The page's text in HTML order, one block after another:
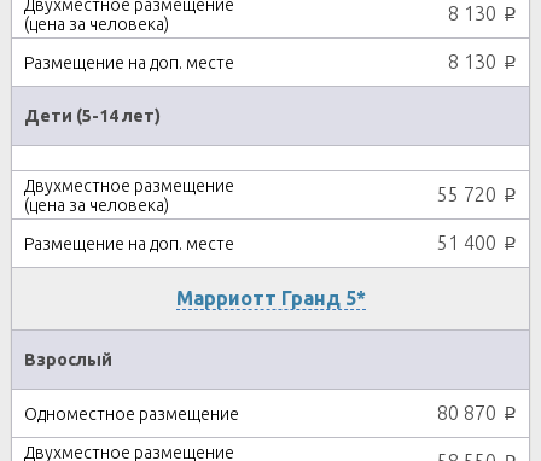
8 130 p
8 130 p
Дети (5-14 лет)
55 720 p
51 400 p
Марриотт Гранд 5*
Взрослый
80 870 p